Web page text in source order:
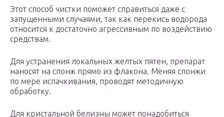
Этот способ чистки поможет справиться даже с
запущенными случаями, так как перекись водорода
относится к достаточно агрессивным по воздействию
средствам.
Для устранения локальных желтых пятен, препарат
наносят на спонж прямо из флакона. Меняя спонжи
по мере испачкивания, проводят методичную
обработку.
Для кристальной белизны может понадобиться